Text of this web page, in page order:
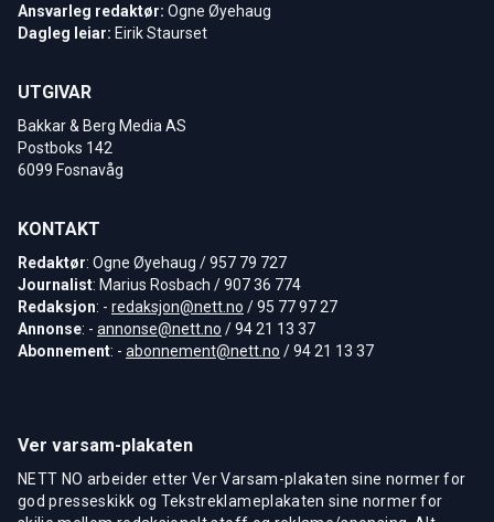
Ansvarleg redaktør: Ogne Øyehaug
Dagleg leiar: Eirik Staurset
UTGIVAR
Bakkar & Berg Media AS
Postboks 142
6099 Fosnavåg
KONTAKT
Redaktør: Ogne Øyehaug / 957 79 727
Journalist: Marius Rosbach / 907 36 774
Redaksjon: - redaksjon@nett.no / 95 77 97 27
Annonse: - annonse@nett.no / 94 21 13 37
Abonnement: - abonnement@nett.no / 94 21 13 37
Ver varsam-plakaten
NETT NO arbeider etter Ver Varsam-plakaten sine normer for
god presseskikk og Tekstreklameplakaten sine normer for